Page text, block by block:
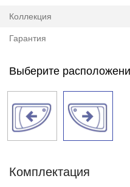
Коллекция
Гарантия
Выберите
Комплектация